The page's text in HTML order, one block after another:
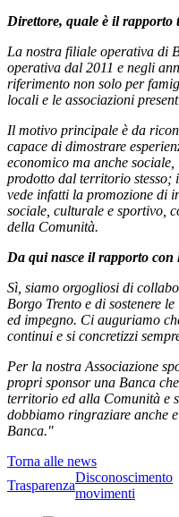
Direttore, quale è il
La nostra filiale operativa di
operativa dal 2011 e negli
riferimento non solo per
locali e le associazioni
Il motivo principale è da
capace di dimostrare
economico ma anche
prodotto dal territorio stesso;
vede infatti la promozione di
sociale, culturale e sportivo,
della Comunità.
Da qui nasce il rapporto
Sì, siamo orgogliosi di
Borgo Trento e di sostenere
ed impegno. Ci auguriamo
continui e si concretizzi
Per la nostra Associazione
propri sponsor una Banca
territorio ed alla Comunità e
dobbiamo ringraziare anche
Banca."
Torna alle news
Trasparenza
Disconoscimento
movimenti